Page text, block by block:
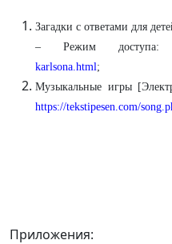
Загадки с ответами для
– Режим
karlsona.html;
Музыкальные игры
https://tekstipesen.com/
Приложения: